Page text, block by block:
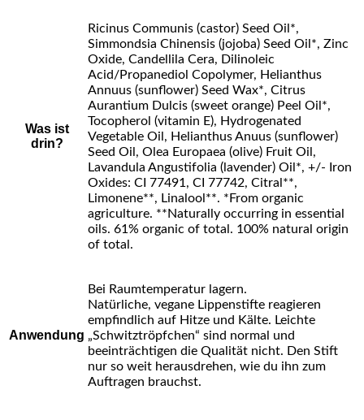
Was ist
drin?
Ricinus Communis (castor) Seed Oil*,
Simmondsia Chinensis (jojoba) Seed Oil*, Zinc
Oxide, Candellila Cera, Dilinoleic
Acid/Propanediol Copolymer, Helianthus
Annuus (sunflower) Seed Wax*, Citrus
Aurantium Dulcis (sweet orange) Peel Oil*,
Tocopherol (vitamin E), Hydrogenated
Vegetable Oil, Helianthus Anuus (sunflower)
Seed Oil, Olea Europaea (olive) Fruit Oil,
Lavandula Angustifolia (lavender) Oil*, +/- Iron
Oxides: CI 77491, CI 77742, Citral**,
Limonene**, Linalool**. *From organic
agriculture. **Naturally occurring in essential
oils. 61% organic of total. 100% natural origin
of total.
Anwendung
Bei Raumtemperatur lagern.
Natürliche, vegane Lippenstifte reagieren
empfindlich auf Hitze und Kälte. Leichte
„Schwitztröpfchen“ sind normal und
beeinträchtigen die Qualität nicht. Den Stift
nur so weit herausdrehen, wie du ihn zum
Auftragen brauchst.